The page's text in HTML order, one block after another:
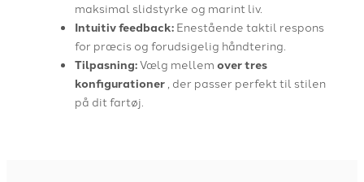
maksimal slidstyrke og marint liv.
Intuitiv feedback: Enestående taktil respons
for præcis og forudsigelig håndtering.
Tilpasning:Vælg mellem over tres
konfigurationer , der passer perfekt til stilen
på dit fartøj.